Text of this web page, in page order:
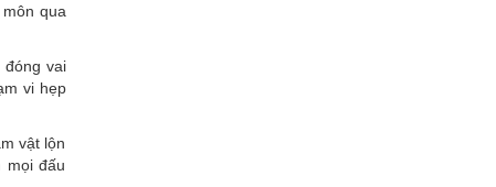
qua
đóng vai
vi hẹp
vật lộn
mọi đấu